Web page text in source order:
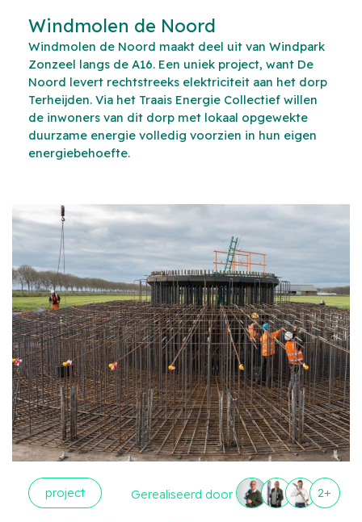
Windmolen de Noord
Windmolen de Noord maakt deel uit van Windpark
Zonzeel langs de A16. Een uniek project, want De
Noord levert rechtstreeks elektriciteit aan het dorp
Terheijden. Via het Traais Energie Collectief willen
de inwoners van dit dorp met lokaal opgewekte
duurzame energie volledig voorzien in hun eigen
energiebehoefte.
project Gerealiseerd door 2+